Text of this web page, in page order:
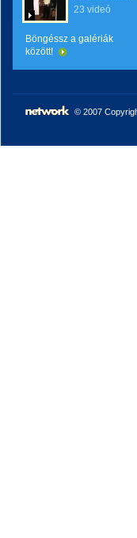
23 videó
Böngéssz a galériák
között!
© 2007